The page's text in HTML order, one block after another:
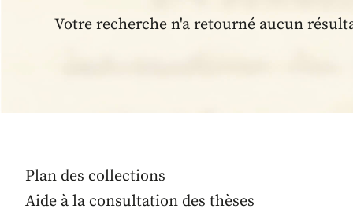
Votre recherche n'a retourné aucun
Plan des collections
Aide à la consultation des thèses